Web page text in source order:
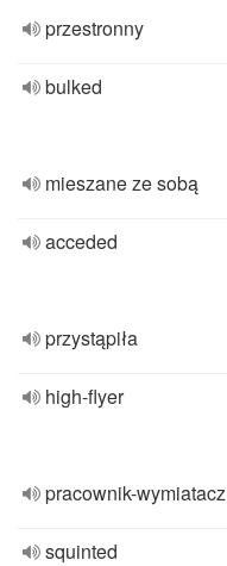
przestronny
bulked
mieszane ze sobą
acceded
przystąpiła
high-flyer
pracownik-wymiatacz
squinted